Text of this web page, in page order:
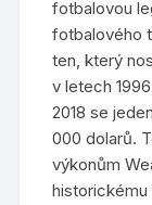
fotbalovou
fotbalového
ten, který
v letech
2018 se
000 dolarů.
výkonům
historickému